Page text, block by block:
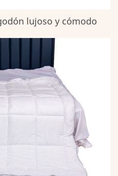
lujoso y cómodo